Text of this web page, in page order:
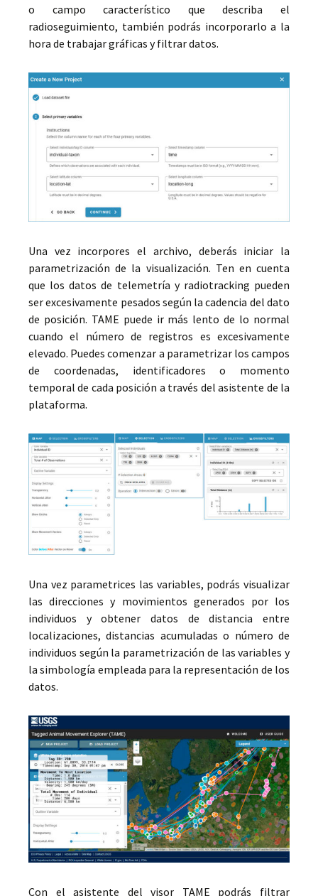
o campo característico que describa el
radioseguimiento, también podrás incorporarlo a la
hora de trabajar gráficas y filtrar datos.
Una vez incorpores el archivo, deberás iniciar la
parametrización de la visualización. Ten en cuenta
que los datos de telemetría y radiotracking pueden
ser excesivamente pesados según la cadencia del dato
de posición. TAME puede ir más lento de lo normal
cuando el número de registros es excesivamente
elevado. Puedes comenzar a parametrizar los campos
de coordenadas, identificadores o momento
temporal de cada posición a través del asistente de la
plataforma.
Una vez parametrices las variables, podrás visualizar
las direcciones y movimientos generados por los
individuos y obtener datos de distancia entre
localizaciones, distancias acumuladas o número de
individuos según la parametrización de las variables y
la simbología empleada para la representación de los
datos.
Con el asistente del visor TAME podrás filtrar